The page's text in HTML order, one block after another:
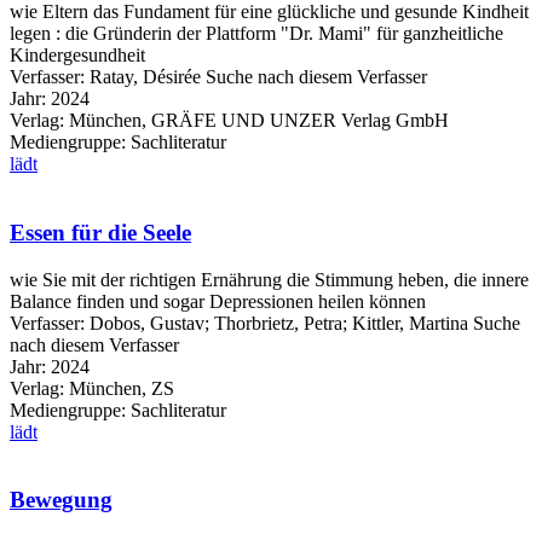
wie Eltern das Fundament für eine glückliche und gesunde Kindheit
legen : die Gründerin der Plattform "Dr. Mami" für ganzheitliche
Kindergesundheit
Verfasser: Ratay, Désirée Suche nach diesem Verfasser
Jahr: 2024
Verlag: München, GRÄFE UND UNZER Verlag GmbH
Mediengruppe: Sachliteratur
lädt
Essen für die Seele
wie Sie mit der richtigen Ernährung die Stimmung heben, die innere
Balance finden und sogar Depressionen heilen können
Verfasser: Dobos, Gustav; Thorbrietz, Petra; Kittler, Martina Suche
nach diesem Verfasser
Jahr: 2024
Verlag: München, ZS
Mediengruppe: Sachliteratur
lädt
Bewegung